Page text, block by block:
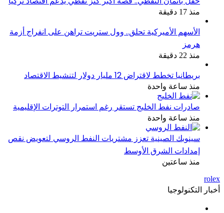
منذ 17 دقيقة
الأسهم الأميركية تحلق.. وول ستريت تراهن على انفراج أزمة
هرمز
منذ 22 دقيقة
بريطانيا تخطط لاقتراض 12 مليار دولار لتنشيط الاقتصاد
منذ ساعة واحدة
صادرات نفط الخليج تستقر رغم استمرار التوترات الإقليمية
منذ ساعة واحدة
سينوبك الصينية تعزز مشتريات النفط الروسي لتعويض نقص
إمدادات الشرق الأوسط
منذ ساعتين
rolex
أخبار التكنولوجيا